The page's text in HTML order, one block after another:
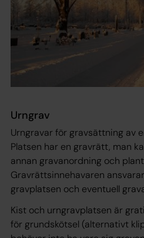
Urngrav
Urngravar för gravsättning av
Platsen har en gravrätt, man
annan gravanordning och
Gravrättsinnehavaren
gravplatsen och eventuell
Kist och urngravplatsen är
för grundskötsel (alternativt